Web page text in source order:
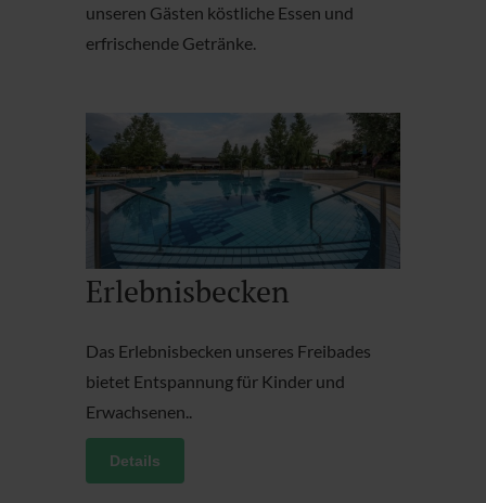
unseren Gästen köstliche Essen und
erfrischende Getränke.
Erlebnisbecken
Das Erlebnisbecken unseres Freibades
bietet Entspannung für Kinder und
Erwachsenen..
Details